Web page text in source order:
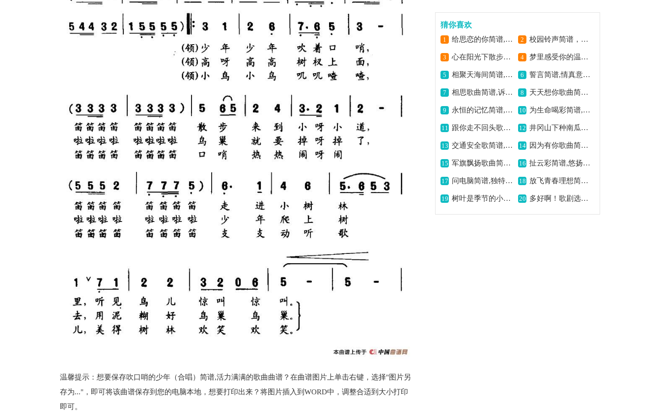
温馨提示：想要保存吹口哨的少年（合唱）简谱,活力满满的歌曲曲谱？在曲谱图片上单击右键，选择"图片另
存为..."，即可将该曲谱保存到您的电脑本地，想要打印出来？将图片插入到WORD中，调整合适到大小打印
即可。
猜你喜欢
1 给思恋的你简谱,传递深情思念 2 校园铃声简谱，唤起青春记忆,
3 心在阳光下散步简谱,温暖治愈之旋律 4 梦里感受你的温柔简谱,歌曲诉说相思情
5 相聚天海间简谱,尽显相聚温情 6 誓言简谱,情真意切动人
7 相思歌曲简谱,诉尽离别情思 8 天天想你歌曲简谱,深情思念之佳作
9 永恒的记忆简谱,珍藏岁月回忆 10 为生命喝彩简谱,激昂振奋之歌
11 跟你走不回头歌曲简谱,忠诚坚定之赞歌 12 井冈山下种南瓜简谱,欢快的舞蹈音乐
13 交通安全歌简谱,助你牢记交通规则 14 因为有你歌曲简谱,传递温暖情谊
15 军旗飘扬歌曲简谱,展现军队风采 16 扯云彩简谱,悠扬旋律诉深情
17 问电脑简谱,独特歌曲呈现 18 放飞青春理想简谱,展现青春活力
19 树叶是季节的小天使,展现别样意境 20 多好啊！歌剧选曲简谱,歌曲意境悠扬动人